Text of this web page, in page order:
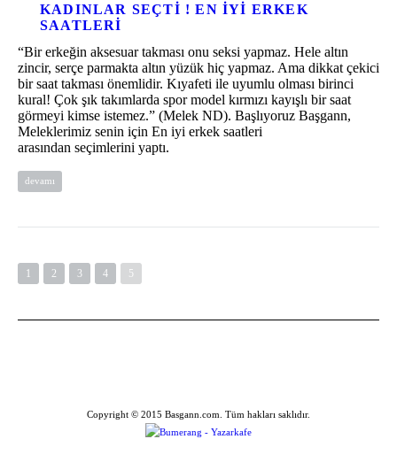
KADINLAR SEÇTI ! EN IYI ERKEK
SAATLERI
“Bir erkeğin aksesuar takması onu seksi yapmaz. Hele altın
zincir, serçe parmakta altın yüzük hiç yapmaz. Ama dikkat çekici
bir saat takması önemlidir. Kıyafeti ile uyumlu olması birinci
kural! Çok şık takımlarda spor model kırmızı kayışlı bir saat
görmeyi kimse istemez.” (Melek ND). Başlıyoruz Başgann,
Meleklerimiz senin için En iyi erkek saatleri
arasından seçimlerini yaptı.
devamı
1 2 3 4 5
Copyright © 2015 Basgann.com. Tüm hakları saklıdır.